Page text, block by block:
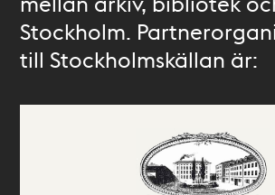
Stockholm.
till Stockholmskällan är: